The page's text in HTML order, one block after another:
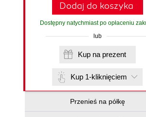
Dodaj do koszyka
Dostępny natychmiast po opłaceniu
lub
Kup na prezent
Kup 1-kliknięciem
Przenieś na półkę